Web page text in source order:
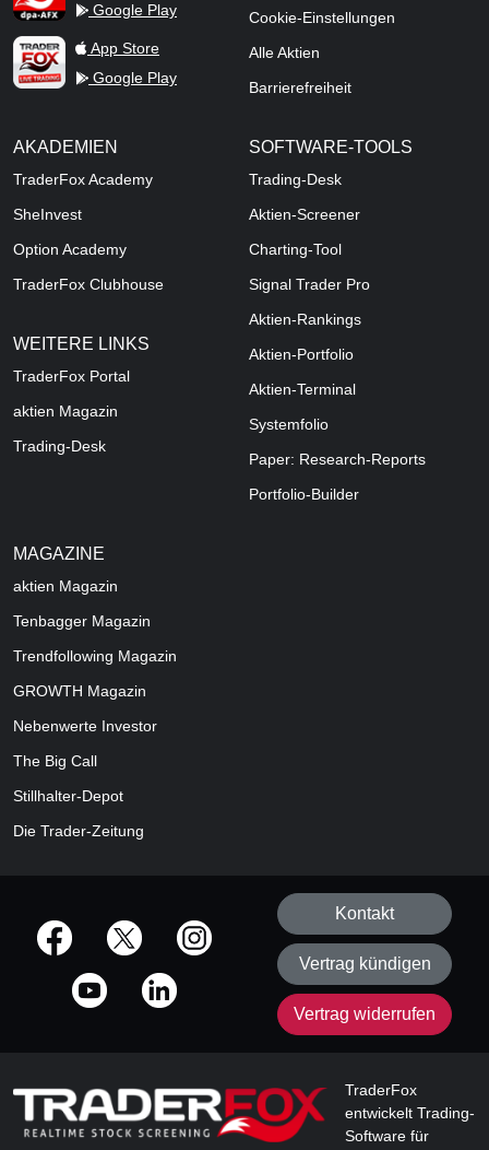
Google Play
TraderFox Live Trading
App Store
Google Play
Cookie-Einstellungen
Alle Aktien
Barrierefreiheit
AKADEMIEN
TraderFox Academy
SheInvest
Option Academy
TraderFox Clubhouse
WEITERE LINKS
TraderFox Portal
aktien Magazin
Trading-Desk
SOFTWARE-TOOLS
Trading-Desk
Aktien-Screener
Charting-Tool
Signal Trader Pro
Aktien-Rankings
Aktien-Portfolio
Aktien-Terminal
Systemfolio
Paper: Research-Reports
Portfolio-Builder
MAGAZINE
aktien Magazin
Tenbagger Magazin
Trendfollowing Magazin
GROWTH Magazin
Nebenwerte Investor
The Big Call
Stillhalter-Depot
Die Trader-Zeitung
offizielle Social Media-Accounts
Kontakt
Vertrag kündigen
Vertrag widerrufen
TraderFox
entwickelt Trading-
Software für